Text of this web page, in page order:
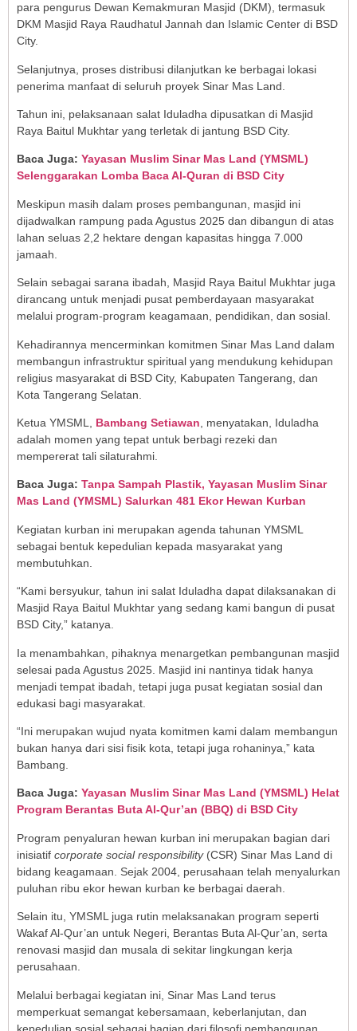
para pengurus Dewan Kemakmuran Masjid (DKM), termasuk
DKM Masjid Raya Raudhatul Jannah dan Islamic Center di BSD
City.
Selanjutnya, proses distribusi dilanjutkan ke berbagai lokasi
penerima manfaat di seluruh proyek Sinar Mas Land.
Tahun ini, pelaksanaan salat Iduladha dipusatkan di Masjid
Raya Baitul Mukhtar yang terletak di jantung BSD City.
Baca Juga: Yayasan Muslim Sinar Mas Land (YMSML)
Selenggarakan Lomba Baca Al-Quran di BSD City
Meskipun masih dalam proses pembangunan, masjid ini
dijadwalkan rampung pada Agustus 2025 dan dibangun di atas
lahan seluas 2,2 hektare dengan kapasitas hingga 7.000
jamaah.
Selain sebagai sarana ibadah, Masjid Raya Baitul Mukhtar juga
dirancang untuk menjadi pusat pemberdayaan masyarakat
melalui program-program keagamaan, pendidikan, dan sosial.
Kehadirannya mencerminkan komitmen Sinar Mas Land dalam
membangun infrastruktur spiritual yang mendukung kehidupan
religius masyarakat di BSD City, Kabupaten Tangerang, dan
Kota Tangerang Selatan.
Ketua YMSML, Bambang Setiawan , menyatakan, Iduladha
adalah momen yang tepat untuk berbagi rezeki dan
mempererat tali silaturahmi.
Baca Juga: Tanpa Sampah Plastik, Yayasan Muslim Sinar
Mas Land (YMSML) Salurkan 481 Ekor Hewan Kurban
Kegiatan kurban ini merupakan agenda tahunan YMSML
sebagai bentuk kepedulian kepada masyarakat yang
membutuhkan.
“Kami bersyukur, tahun ini salat Iduladha dapat dilaksanakan di
Masjid Raya Baitul Mukhtar yang sedang kami bangun di pusat
BSD City,” katanya.
Ia menambahkan, pihaknya menargetkan pembangunan masjid
selesai pada Agustus 2025. Masjid ini nantinya tidak hanya
menjadi tempat ibadah, tetapi juga pusat kegiatan sosial dan
edukasi bagi masyarakat.
“Ini merupakan wujud nyata komitmen kami dalam membangun
bukan hanya dari sisi fisik kota, tetapi juga rohaninya,” kata
Bambang.
Baca Juga: Yayasan Muslim Sinar Mas Land (YMSML) Helat
Program Berantas Buta Al-Qur’an (BBQ) di BSD City
Program penyaluran hewan kurban ini merupakan bagian dari
inisiatif corporate social responsibility(CSR) Sinar Mas Land di
bidang keagamaan. Sejak 2004, perusahaan telah menyalurkan
puluhan ribu ekor hewan kurban ke berbagai daerah.
Selain itu, YMSML juga rutin melaksanakan program seperti
Wakaf Al-Qur’an untuk Negeri, Berantas Buta Al-Qur’an, serta
renovasi masjid dan musala di sekitar lingkungan kerja
perusahaan.
Melalui berbagai kegiatan ini, Sinar Mas Land terus
memperkuat semangat kebersamaan, keberlanjutan, dan
kepedulian sosial sebagai bagian dari filosofi pembangunan